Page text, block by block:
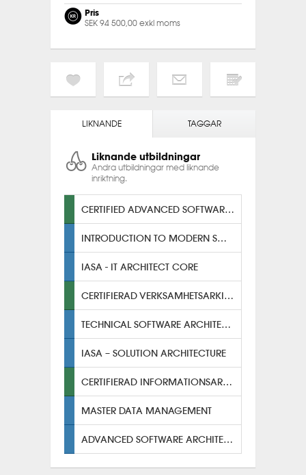
Pris
SEK 94 500,00 exkl moms
LIKNANDE TAGGAR
Liknande utbildningar
Andra utbildningar med liknande
inriktning.
CERTIFIED ADVANCED SOFTWARE ARCHITECT
INTRODUCTION TO MODERN SOLUTION ARCHITECTURE
IASA - IT ARCHITECT CORE
CERTIFIERAD VERKSAMHETSARKITEKT
TECHNICAL SOFTWARE ARCHITECTURE
IASA – SOLUTION ARCHITECTURE
CERTIFIERAD INFORMATIONSARKITEKT
MASTER DATA MANAGEMENT
ADVANCED SOFTWARE ARCHITECTURE